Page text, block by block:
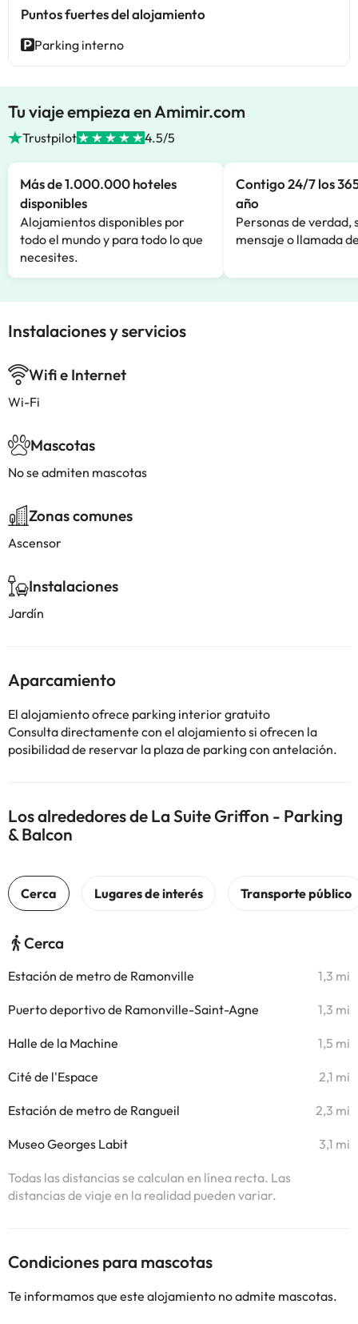
Puntos fuertes del alojamiento
Parking interno
Tu viaje empieza en Amimir.com
Trustpilot 4.5/5
Más de 1.000.000 hoteles
disponibles
Alojamientos disponibles por
todo el mundo y para todo lo que
necesites.
Contigo 24/7 los
año
Personas de verdad,
mensaje o llamada
Instalaciones y servicios
Wifi e Internet
Wi-Fi
Mascotas
No se admiten mascotas
Zonas comunes
Ascensor
Instalaciones
Jardín
Aparcamiento
El alojamiento ofrece parking interior gratuito
Consulta directamente con el alojamiento si ofrecen la
posibilidad de reservar la plaza de parking con antelación.
Los alrededores de La Suite Griffon - Parking
& Balcon
Cerca
Estación de metro de Ramonville 1,3 mi
Puerto deportivo de Ramonville-Saint-Agne 1,3 mi
Halle de la Machine 1,5 mi
Cité de l'Espace 2,1 mi
Estación de metro de Rangueil 2,3 mi
Museo Georges Labit 3,1 mi
Todas las distancias se calculan en línea recta. Las
distancias de viaje en la realidad pueden variar.
Condiciones para mascotas
Te informamos que este alojamiento no admite mascotas.